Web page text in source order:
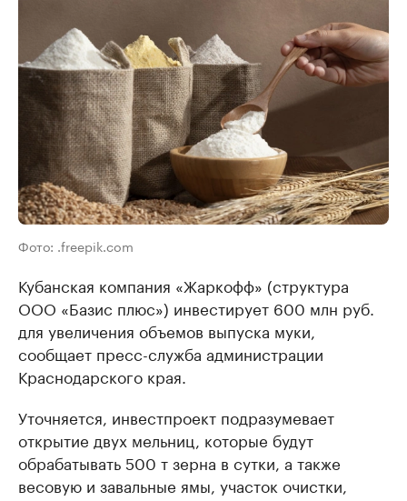
Фото: .freepik.com
Кубанская компания «Жаркофф» (структура
ООО «Базис плюс») инвестирует 600 млн руб.
для увеличения объемов выпуска муки,
сообщает пресс-служба администрации
Краснодарского края.
Уточняется, инвестпроект подразумевает
открытие двух мельниц, которые будут
обрабатывать 500 т зерна в сутки, а также
весовую и завальные ямы, участок очистки,